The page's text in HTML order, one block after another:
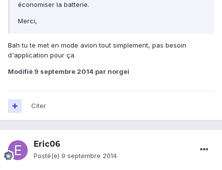
économiser la batterie.
Merci,
Bah tu te met en mode avion tout simplement, pas besoin
d'application pour ça.
Modifié 9 septembre 2014 par norgei
Citer
Eric06
Posté(e) 9 septembre 2014